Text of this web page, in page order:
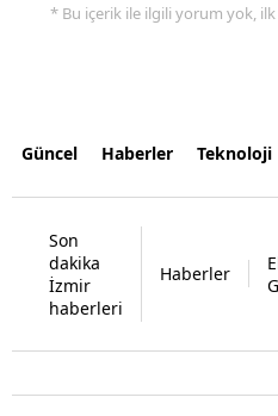
* Bu içerik ile ilgili yorum yok, ilk
Güncel Haberler Teknoloji
Son
dakika
İzmir
haberleri
Haberler